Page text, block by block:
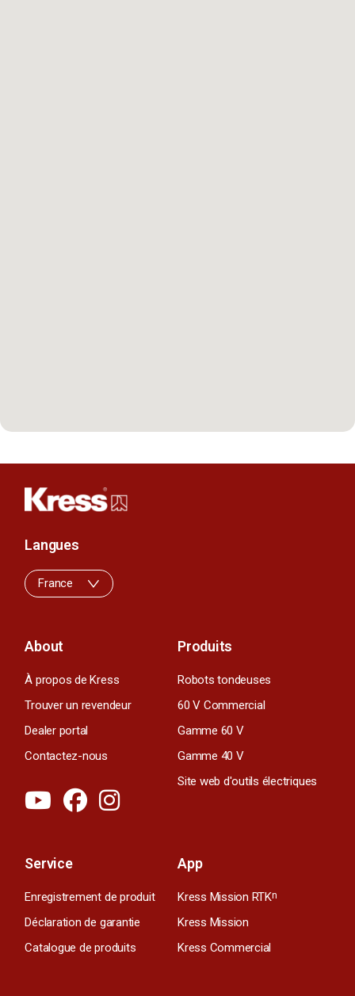
About
À propos de Kress
Trouver un revendeur
Dealer portal
Contactez-nous
Produits
Robots tondeuses
60 V Commercial
Gamme 60 V
Gamme 40 V
Site web d'outils électriques
Service
Enregistrement de produit
Déclaration de garantie
Catalogue de produits
App
Kress Mission RTKn
Kress Mission
Kress Commercial
Langues
France